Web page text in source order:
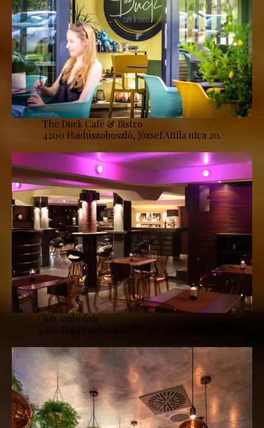
The Duck Café & Bistro
4200 Hajdúszoboszló, József Attila utca 20.
Club Ambrózia
4200 Hajdúszoboszló, Mátyás király sétány 8.